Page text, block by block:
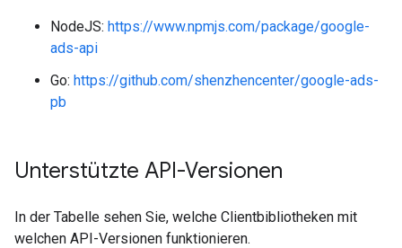
NodeJS: https://www.npmjs.com/package/google-
ads-api
Go: https://github.com/shenzhencenter/google-ads-
pb
Unterstützte API-Versionen
In der Tabelle sehen Sie, welche Clientbibliotheken mit
welchen API-Versionen funktionieren.